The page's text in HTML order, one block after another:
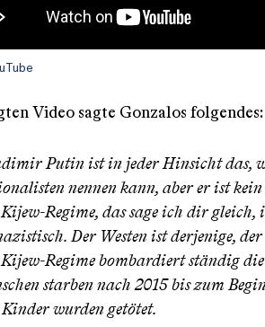
Video sagte Gonzalos folgendes:
Putin ist in jeder Hinsicht das,
nennen kann, aber er ist
Regime, das sage ich dir gleich,
Der Westen ist derjenige,
Regime bombardiert ständig
starben nach 2015 bis zum
wurden getötet.